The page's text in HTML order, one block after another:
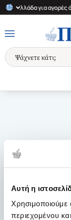
Αυτή η
Χρησιμοποιούμε
περιεχομένου
Ελλάδα για αγορές